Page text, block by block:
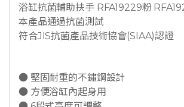
浴缸抗菌輔助扶手 RFA19229粉
本產品通過抗菌測試
符合JIS抗菌產品技術協會(SIAA)認證
● 堅固耐重的不鏽鋼設計
● 方便浴缸內起身用